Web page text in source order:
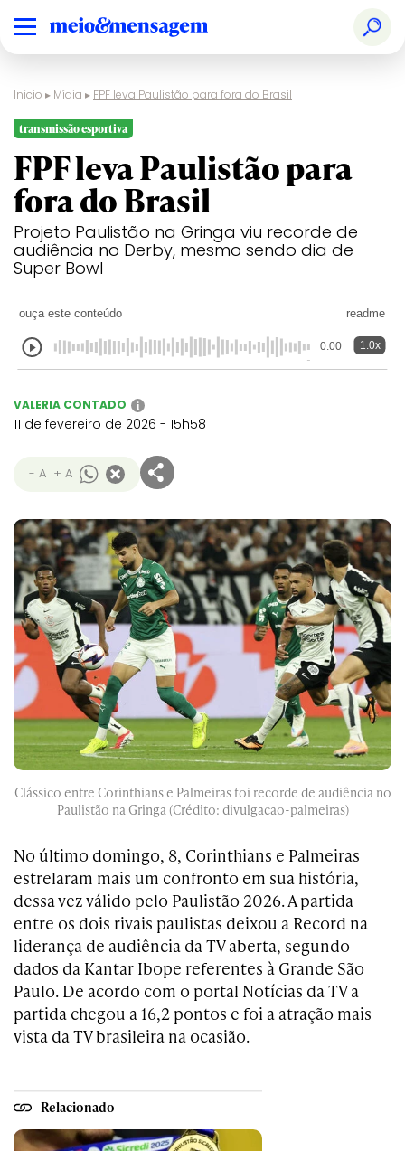
Início ▸ Mídia ▸ FPF leva Paulistão para fora do Brasil
transmissão esportiva
FPF leva Paulistão para
fora do Brasil
Projeto Paulistão na Gringa viu recorde de
audiência no Derby, mesmo sendo dia de
Super Bowl
ouça este conteúdo readme
0:00 1.0x
VALERIA CONTADO i
11 de fevereiro de 2026 - 15h58
- A + A
Clássico entre Corinthians e Palmeiras foi recorde de audiência no
Paulistão na Gringa (Crédito: divulgacao-palmeiras)
No último domingo, 8, Corinthians e Palmeiras
estrelaram mais um confronto em sua história,
dessa vez válido pelo Paulistão 2026. A partida
entre os dois rivais paulistas deixou a Record na
liderança de audiência da TV aberta, segundo
dados da Kantar Ibope referentes à Grande São
Paulo. De acordo com o portal Notícias da TV a
partida chegou a 16,2 pontos e foi a atração mais
vista da TV brasileira na ocasião.
Relacionado